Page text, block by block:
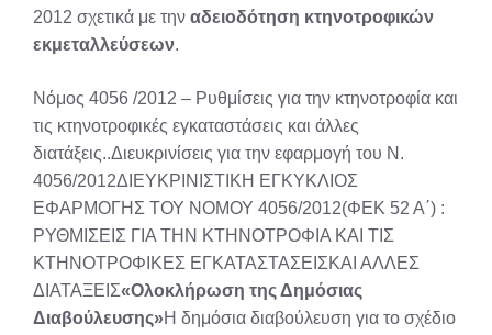
2012 σχετικά με την αδειοδότηση κτηνοτροφικών
εκμεταλλεύσεων.
Nόμος 4056 /2012 – Ρυθμίσεις για την κτηνοτροφία και
τις κτηνοτροφικές εγκαταστάσεις και άλλες
διατάξεις..Διευκρινίσεις για την εφαρμογή του N.
4056/2012ΔΙΕΥΚΡΙΝΙΣΤΙΚΗ ΕΓΚΥΚΛΙΟΣ
ΕΦΑΡΜΟΓΗΣ ΤΟΥ ΝΟΜΟΥ 4056/2012(ΦΕΚ 52 Α΄) :
ΡΥΘΜΙΣΕΙΣ ΓΙΑ ΤΗΝ ΚΤΗΝΟΤΡΟΦΙΑ ΚΑΙ ΤΙΣ
ΚΤΗΝΟΤΡΟΦΙΚΕΣ ΕΓΚΑΤΑΣΤΑΣΕΙΣΚΑΙ ΑΛΛΕΣ
ΔΙΑΤΑΞΕΙΣ«Ολοκλήρωση της Δημόσιας
Διαβούλευσης»Η δημόσια διαβούλευση για το σχέδιο